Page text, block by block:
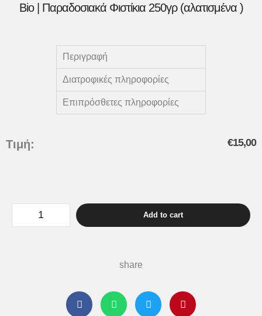
Bio | Παραδοσιακά Φιστίκια 250γρ (αλατισμένα )
Περιγραφή
Διατροφικές πληροφορίες
Επιπρόσθετες πληροφορίες
Τιμή: €15,00
Add to cart
share